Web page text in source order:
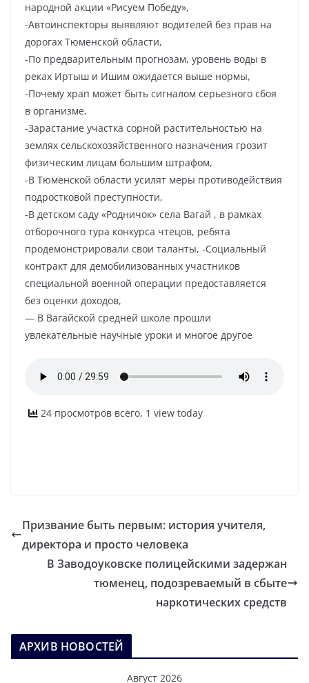
народной акции «Рисуем Победу»,
-Автоинспекторы выявляют водителей без прав на
дорогах Тюменской области,
-По предварительным прогнозам, уровень воды в
реках Иртыш и Ишим ожидается выше нормы,
-Почему храп может быть сигналом серьезного сбоя
в организме,
-Зарастание участка сорной растительностью на
землях сельскохозяйственного назначения грозит
физическим лицам большим штрафом,
-В Тюменской области усилят меры противодействия
подростковой преступности,
-В детском саду «Родничок» села Вагай , в рамках
отборочного тура конкурса чтецов, ребята
продемонстрировали свои таланты, -Социальный
контракт для демобилизованных участников
специальной военной операции предоставляется
без оценки доходов,
— В Вагайской средней школе прошли
увлекательные научные уроки и многое другое
24 просмотров всего, 1 view today
Призвание быть первым: история учителя,
директора и просто человека
В Заводоуковске полицейскими задержан
тюменец, подозреваемый в сбыте
наркотических средств
АРХИВ НОВОСТЕЙ
Август 2026